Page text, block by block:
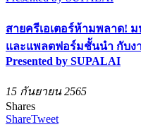
สายครีเอเตอร์ห้ามพลาด!
และแพลตฟอร์มชั้นนำ กับงา
Presented by SUPALAI
15 กันยายน 2565
Shares
ShareTweet